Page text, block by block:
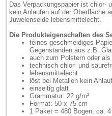
Das Verpackungspapier ist chlor-
kein Anlaufen auf der Oberfläche
Juwelenseide lebensmittelecht.
Die Produkteigenschaften des
feines geschmeidiges
Gegenständen aus z.B.
auch zum Polstern oder
technisch chlor- und
lebensmittelecht
löst bei Metallen kein
einseitig glatt
Grammatur: 22 g/m²
Format: 50 x 75 cm
1 Paket = 480 Bogen, ca.